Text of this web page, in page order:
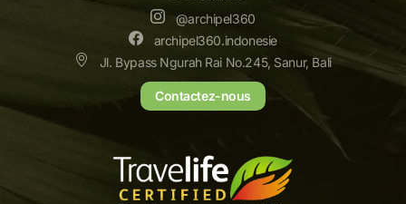
@archipel360
archipel360.indonesie
Jl. Bypass Ngurah Rai No.245, Sanur, Bali
Contactez-nous